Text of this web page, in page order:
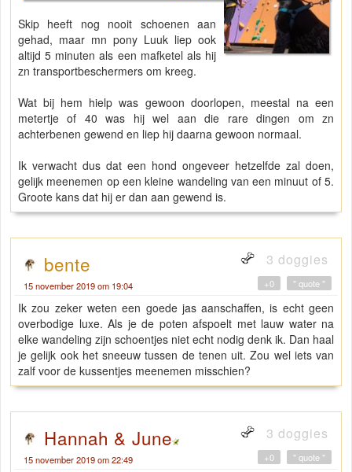
Skip heeft nog nooit schoenen aan
gehad, maar mn pony Luuk liep ook
altijd 5 minuten als een mafketel als hij
zn transportbeschermers om kreeg.
Wat bij hem hielp was gewoon doorlopen, meestal na een
metertje of 40 was hij wel aan die rare dingen om zn
achterbenen gewend en liep hij daarna gewoon normaal.
Ik verwacht dus dat een hond ongeveer hetzelfde zal doen,
gelijk meenemen op een kleine wandeling van een minuut of 5.
Groote kans dat hij er dan aan gewend is.
bente 3 doggies
15 november 2019 om 19:04 " quote "
+0
Ik zou zeker weten een goede jas aanschaffen, is echt geen
overbodige luxe. Als je de poten afspoelt met lauw water na
elke wandeling zijn schoentjes niet echt nodig denk ik. Dan haal
je gelijk ook het sneeuw tussen de tenen uit. Zou wel iets van
zalf voor de kussentjes meenemen misschien?
Hannah & June 3 doggies
15 november 2019 om 22:49 " quote "
+0